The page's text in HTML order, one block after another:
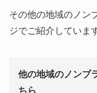
その他の地域のノン
ジでご紹介していま
他の地域のノンブ
ちら